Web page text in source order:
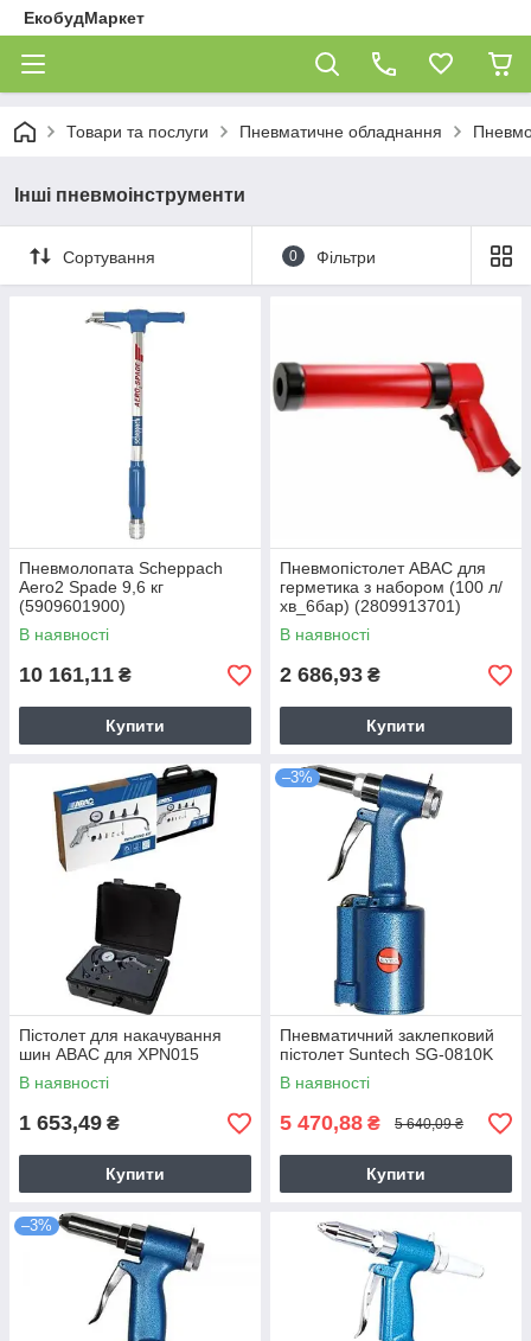
ЕкобудМаркет
Товари та послуги Пневматичне обладнання
Інші пневмоінструменти
Сортування 0 Фільтри
Пневмолопата Scheppach
Aero2 Spade 9,6 кг
(5909601900)
В наявності
10 161,11 ₴
Купити
Пневмопістолет ABAC для
герметика з набором (100 л/
хв_6бар) (2809913701)
В наявності
2 686,93 ₴
Купити
Пістолет для накачування
шин ABAC для XPN015
В наявності
1 653,49 ₴
Купити
–3%
Пневматичний заклепковий
пістолет Suntech SG-0810K
В наявності
5 470,88 ₴ 5 640,09 ₴
Купити
–3%